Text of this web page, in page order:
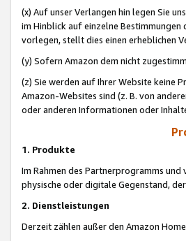
(x) Auf unser Verlangen hin legen Sie
im Hinblick auf einzelne
vorlegen, stellt dies einen erheblichen
(y) Sofern Amazon dem nicht
(z) Sie werden auf Ihrer Website keine
Amazon-Websites sind (z. B. von
oder anderen Informationen oder
1. Produkte
Im Rahmen des Partnerprogramms
physische oder digitale Gegenstand,
2. Dienstleistungen
Derzeit zählen außer den Amazon